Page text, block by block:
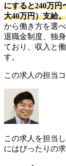
にすると240万円
大40万円）支給。
から働き方を選
退職金制度、独
ており、収入と
す。
この求人の担当
この求人を担当
にはぴったりの